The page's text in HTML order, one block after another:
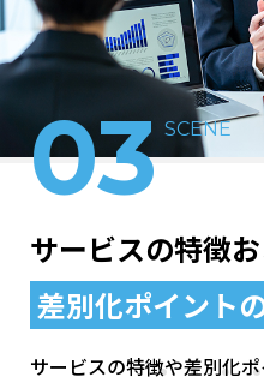
03 SCENE
サービスの特徴
差別化ポイント
サービスの特徴や差別化